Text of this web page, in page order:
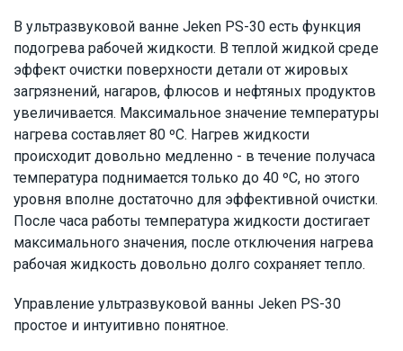
В ультразвуковой ванне Jeken PS-30 есть функция
подогрева рабочей жидкости. В теплой жидкой среде
эффект очистки поверхности детали от жировых
загрязнений, нагаров, флюсов и нефтяных продуктов
увеличивается. Максимальное значение температуры
нагрева составляет 80 ºC. Нагрев жидкости
происходит довольно медленно - в течение получаса
температура поднимается только до 40 ºC, но этого
уровня вполне достаточно для эффективной очистки.
После часа работы температура жидкости достигает
максимального значения, после отключения нагрева
рабочая жидкость довольно долго сохраняет тепло.
Управление ультразвуковой ванны Jeken PS-30
простое и интуитивно понятное.